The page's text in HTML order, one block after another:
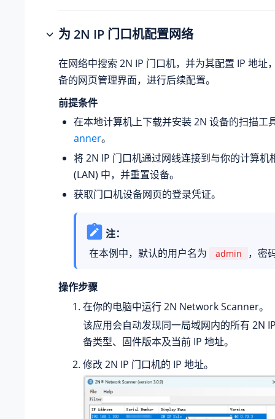
为 2N IP 门口机配置网络
在网络中搜索 2N IP 门口机，并为其配置 IP 地址
备的网页管理界面，进行后续配置。
前提条件
在本地计算机上下载并安装 2N 设备的扫描工
anner。
将 2N IP 门口机通过网线连接到与你的计算机
(LAN) 中，并重置设备。
获取门口机设备网页的登录凭证。
注：
在本例中，默认的用户名为
admin ，密
操作步骤
在你的电脑中运行 2N Network Scanner。
该应用会自动发现同一局域网内的所有 2N
备类型、固件版本及当前 IP 地址。
修改 2N IP 门口机的 IP 地址。